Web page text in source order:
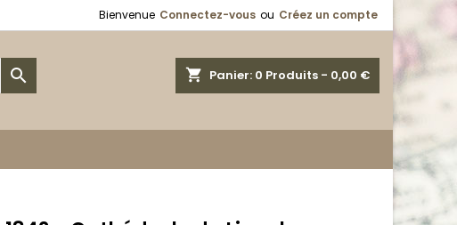
Bienvenue Connectez-vous ou Créez un compte
shopping_cart Panier: 0 Produits - 0,00 €
